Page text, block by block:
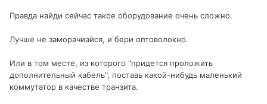
Правда найди сейчас такое оборудование очень сложно.
Лучше не заморачиайся, и бери оптоволокно.
Или в том месте, из которого "придется проложить
дополнительный кабель", поставь какой-нибудь маленький
коммутатор в качестве транзита.